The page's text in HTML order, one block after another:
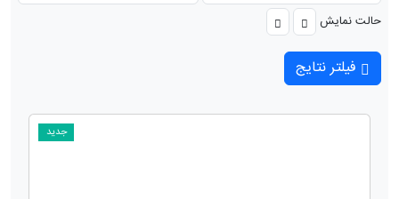
حالت نمایش
فیلتر نتایج
جدید